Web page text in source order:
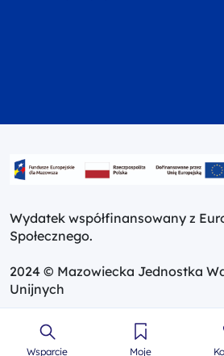
Wsparcie Moje
Wydatek współfinansowany z
Społecznego.
2024 © Mazowiecka Jednostka
Unijnych